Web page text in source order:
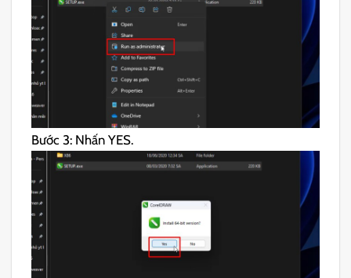
Bước 3: Nhấn YES.